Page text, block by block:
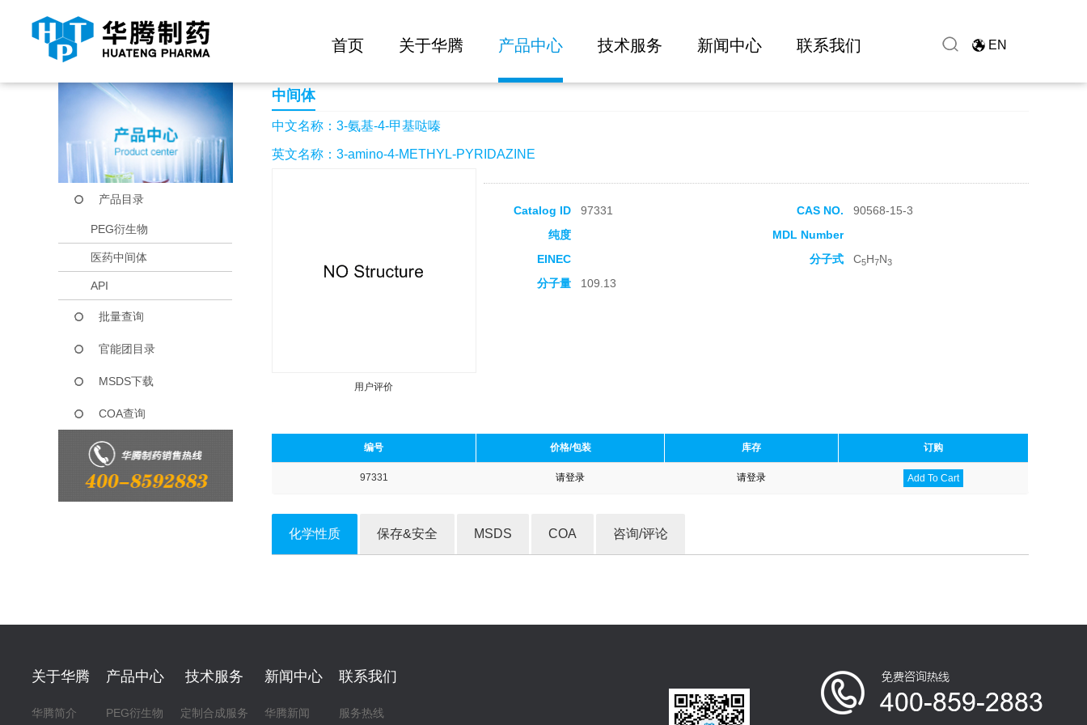
首页 关于华腾 产品中心 技术服务 新闻中心 联系我们 EN
当前位置： 首页 产品中心 3-氨基-4-甲基哒嗪
产品目录
PEG衍生物
医药中间体
API
批量查询
官能团目录
MSDS下载
COA查询
中间体
中文名称：3-氨基-4-甲基哒嗪
英文名称：3-amino-4-METHYL-PYRIDAZINE
用户评价
Catalog ID 97331 CAS NO.
90568-15-3
纯度
MDL Number
EINEC
分子式 C5H7N3
分子量 109.13
编号 价格/包装 库存 订购
97331 请登录 请登录 Add To Cart
化学性质 保存&安全 MSDS COA 咨询/评论
关于华腾
华腾简介
产品中心
PEG衍生物
技术服务
定制合成服务
新闻中心
华腾新闻
联系我们
服务热线